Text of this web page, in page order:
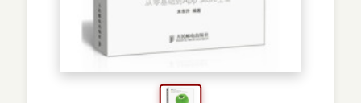
预订书籍